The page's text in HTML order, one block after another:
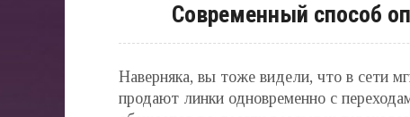
Современный способ
Наверняка, вы тоже видели, что в сети
продают линки одновременно с